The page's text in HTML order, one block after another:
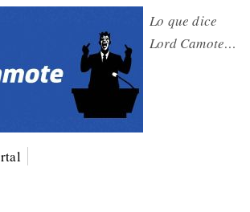
Lo que dice
Lord Camote…